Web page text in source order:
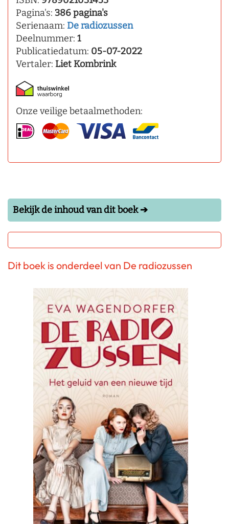
Pagina's: 386 pagina's
Serienaam: De radiozussen
Deelnummer: 1
Publicatiedatum: 05-07-2022
Vertaler: Liet Kombrink
Onze veilige betaalmethoden:
Bekijk de inhoud van dit boek ➔
Dit boek is onderdeel van De radiozussen